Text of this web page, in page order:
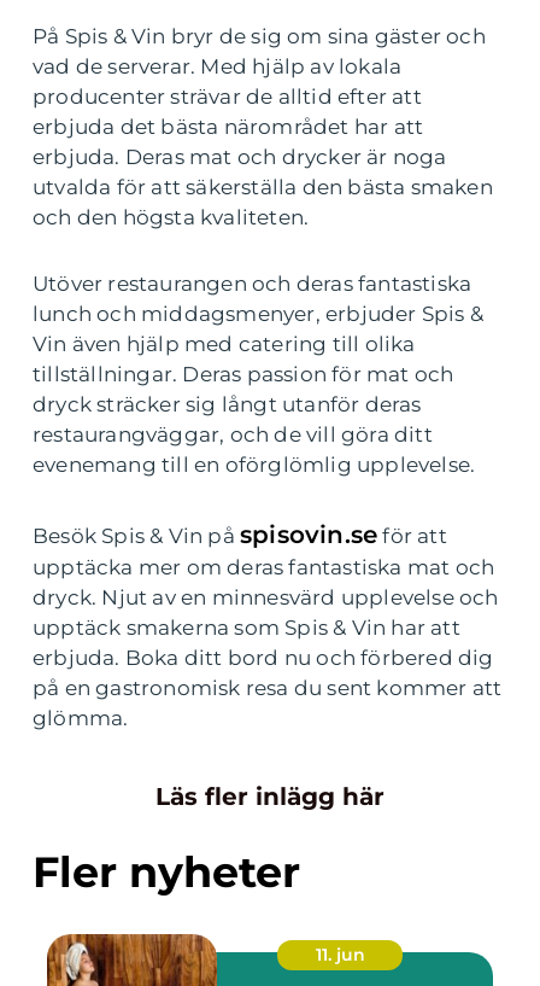
På Spis & Vin bryr de sig om sina gäster och
vad de serverar. Med hjälp av lokala
producenter strävar de alltid efter att
erbjuda det bästa närområdet har att
erbjuda. Deras mat och drycker är noga
utvalda för att säkerställa den bästa smaken
och den högsta kvaliteten.
Utöver restaurangen och deras fantastiska
lunch och middagsmenyer, erbjuder Spis &
Vin även hjälp med catering till olika
tillställningar. Deras passion för mat och
dryck sträcker sig långt utanför deras
restaurangväggar, och de vill göra ditt
evenemang till en oförglömlig upplevelse.
Besök Spis & Vin på spisovin.se för att
upptäcka mer om deras fantastiska mat och
dryck. Njut av en minnesvärd upplevelse och
upptäck smakerna som Spis & Vin har att
erbjuda. Boka ditt bord nu och förbered dig
på en gastronomisk resa du sent kommer att
glömma.
Läs fler inlägg här
Fler nyheter
11. jun